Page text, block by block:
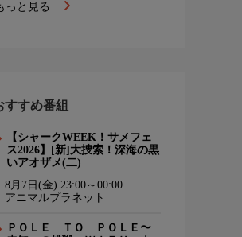
っと見る
すすめ番組
【シャークWEEK！サメフェ
ス2026】[新]大捜索！深海の黒
いアオザメ(二)
8月7日(金) 23:00～00:00
アニマルプラネット
ＰＯＬＥ ＴＯ ＰＯＬＥ〜